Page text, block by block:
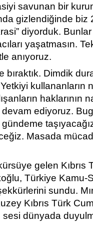
savunan bir
gizlendiğinde biz
diyorduk.
yaşatmasın.
anıyoruz.
Dimdik
kullananların
haklarının
devam ediyoruz.
Masada
gelen Kıbrıs
Türkiye Kamu-
sundu.
Kıbrıs Türk
dünyada